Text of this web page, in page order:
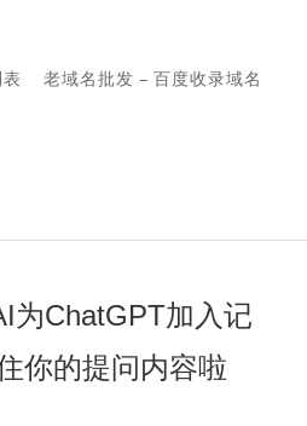
老域名批发 – 百度收录域名
为ChatGPT加入记
你的提问内容啦